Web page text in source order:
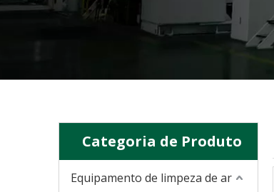
Categoria de Produto
Equipamento de limpeza de ar